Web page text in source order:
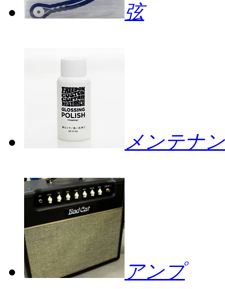
弦
メンテナ
アンプ